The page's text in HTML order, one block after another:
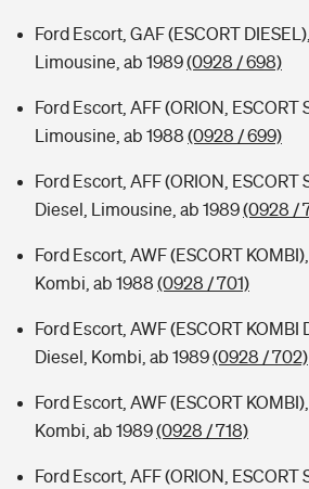
Ford Escort, GAF (ESCORT
Limousine, ab 1989(0928 / 698)
Ford Escort, AFF (ORION, ESCORT
Limousine, ab 1988 (0928 / 699)
Ford Escort, AFF (ORION, ESCORT
Diesel, Limousine, ab 1989(0928 /
Ford Escort, AWF (ESCORT
Kombi, ab 1988 (0928 / 701)
Ford Escort, AWF (ESCORT KOMBI
Diesel, Kombi, ab 1989(0928 / 702)
Ford Escort, AWF (ESCORT
Kombi, ab 1989(0928 / 718)
Ford Escort, AFF (ORION, ESCORT